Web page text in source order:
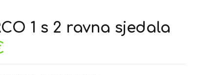
1 s 2 ravna sjedala